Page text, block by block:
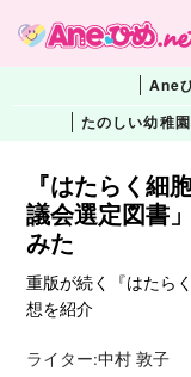
Ane
たのしい幼稚
『はたらく細
議会選定図書
みた
重版が続く『はたら
想を紹介
ライター:中村 敦子